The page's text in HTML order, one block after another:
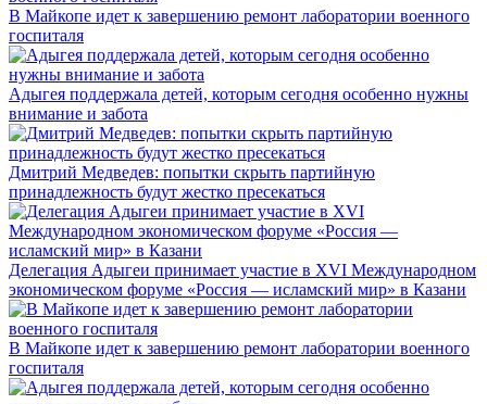
В Майкопе идет к завершению ремонт лаборатории военного
госпиталя
Адыгея поддержала детей, которым сегодня особенно нужны
внимание и забота
Дмитрий Медведев: попытки скрыть партийную
принадлежность будут жестко пресекаться
Делегация Адыгеи принимает участие в XVI Международном
экономическом форуме «Россия — исламский мир» в Казани
В Майкопе идет к завершению ремонт лаборатории военного
госпиталя